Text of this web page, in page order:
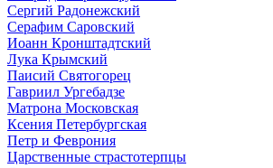
Сергий Радонежский
Серафим Саровский
Иоанн Кронштадтский
Лука Крымский
Паисий Святогорец
Гавриил Ургебадзе
Матрона Московская
Ксения Петербургская
Петр и Феврония
Царственные страстотерпцы